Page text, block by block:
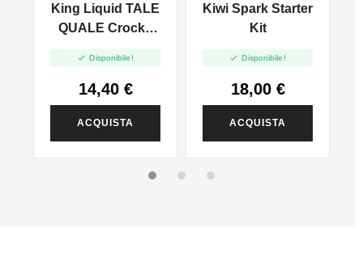
King Liquid TALE
QUALE Crock -
20ml
 Disponibile!
14,40 €
ACQUISTA
Kiwi Spark Starter
Kit
 Disponibile!
18,00 €
ACQUISTA